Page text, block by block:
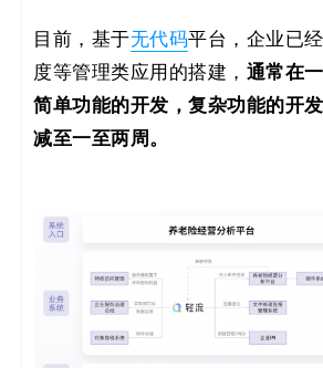
目前，基于无代码平台，企业已
度等管理类应用的搭建， 通常在
简单功能的开发，复杂功能的开
减至一至两周。